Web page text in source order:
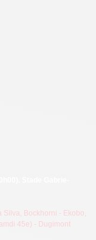
Silva, Bockhorni - Ekobo,
45e) - Dugimont